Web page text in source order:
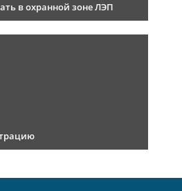
в охранной зоне ЛЭП